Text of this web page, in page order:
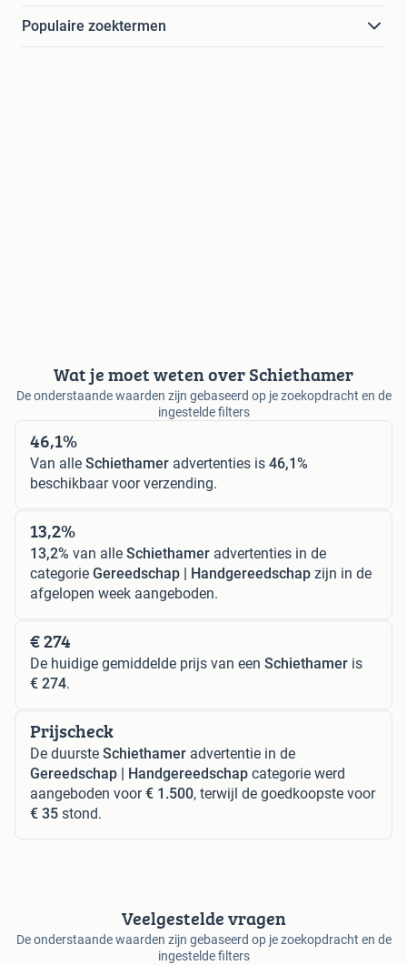
Populaire zoektermen
Wat je moet weten over Schiethamer
De onderstaande waarden zijn gebaseerd op je zoekopdracht en de
ingestelde filters
46,1%
Van alle Schiethamer advertenties is 46,1%
beschikbaar voor verzending.
13,2%
13,2% van alle Schiethamer advertenties in de
categorie Gereedschap | Handgereedschap zijn in de
afgelopen week aangeboden.
€ 274
De huidige gemiddelde prijs van een Schiethamer is
€ 274.
Prijscheck
De duurste Schiethamer advertentie in de
Gereedschap | Handgereedschap categorie werd
aangeboden voor€ 1.500, terwijl de goedkoopste voor
€ 35 stond.
Veelgestelde vragen
De onderstaande waarden zijn gebaseerd op je zoekopdracht en de
ingestelde filters